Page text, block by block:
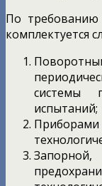
По требованию
комплектуется
системы
испытаний;